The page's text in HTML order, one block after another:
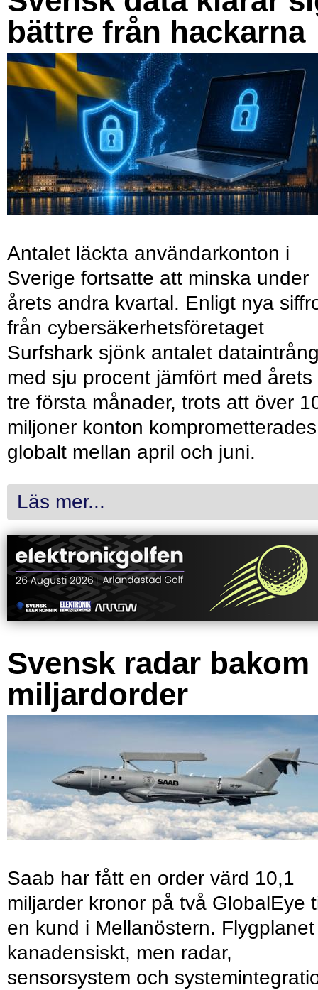
bättre från hackarna
Antalet läckta användarkonton i
Sverige fortsatte att minska under
årets andra kvartal. Enligt nya
från cybersäkerhetsföretaget
Surfshark sjönk antalet
med sju procent jämfört med årets
tre första månader, trots att över
miljoner konton komprometterades
globalt mellan april och juni.
Läs mer...
Svensk radar bakom
miljardorder
Saab har fått en order värd 10,1
miljarder kronor på två GlobalEye
en kund i Mellanöstern.
kanadensiskt, men radar,
sensorsystem och